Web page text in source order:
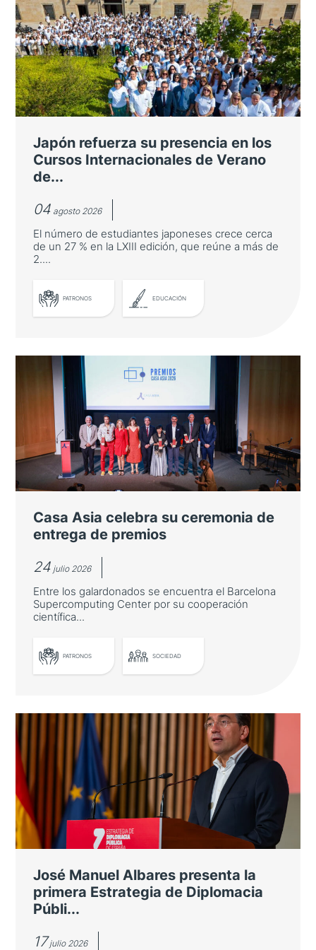
Japón refuerza su presencia en los
Cursos Internacionales de Verano
de...
04 agosto 2026
El número de estudiantes japoneses crece cerca
de un 27 % en la LXIII edición, que reúne a más de
2....
PATRONOS EDUCACIÓN
Japón refuerza su presencia en los
Cursos Internacionales de Verano
de la Universidad de Salamanca
El número de estudiantes japoneses crece
cerca de un 27 % en la LXIII edición, que
reúne a más de 2.700 participantes de 80
Casa Asia celebra su ceremonia de
entrega de premios
24 julio 2026
Entre los galardonados se encuentra el Barcelona
Supercomputing Center por su cooperación
científica...
PATRONOS SOCIEDAD
Casa Asia celebra su ceremonia de
entrega de premios
Entre los galardonados se encuentra el
Barcelona Supercomputing Center por su
cooperación científica con Japón
José Manuel Albares presenta la
primera Estrategia de Diplomacia
Públi...
17julio 2026